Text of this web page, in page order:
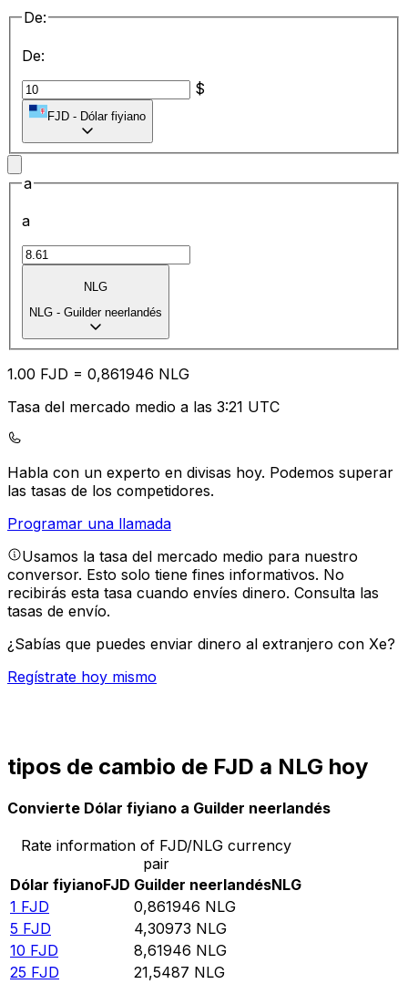
De:
De:
$
FJD - Dólar fiyiano
a
a
NLG
NLG - Guilder neerlandés
1.00 FJD = 0,861946 NLG
Tasa del mercado medio a las 3:21 UTC
Habla con un experto en divisas hoy. Podemos superar
las tasas de los competidores.
Programar una llamada
Usamos la tasa del mercado medio para nuestro
conversor. Esto solo tiene fines informativos. No
recibirás esta tasa cuando envíes dinero. Consulta las
tasas de envío.
¿Sabías que puedes enviar dinero al extranjero con Xe?
Regístrate hoy mismo
tipos de cambio de FJD a NLG hoy
Convierte Dólar fiyiano a Guilder neerlandés
Rate information of FJD/NLG currency
pair
Dólar fiyianoFJD Guilder neerlandésNLG
1 FJD 0,861946 NLG
5 FJD 4,30973 NLG
10 FJD 8,61946 NLG
25 FJD 21,5487 NLG